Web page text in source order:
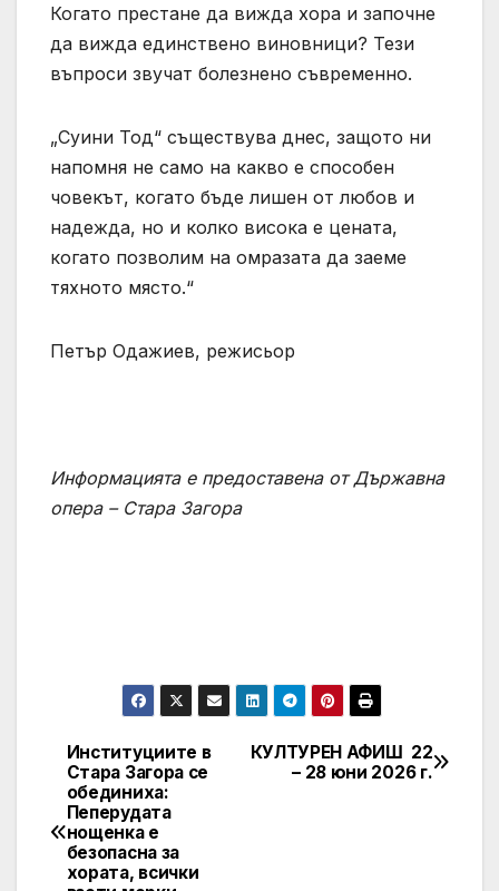
Когато престане да вижда хора и започне
да вижда единствено виновници? Тези
въпроси звучат болезнено съвременно.
„Суини Тод“ съществува днес, защото ни
напомня не само на какво е способен
човекът, когато бъде лишен от любов и
надежда, но и колко висока е цената,
когато позволим на омразата да заеме
тяхното място.“
Петър Одажиев, режисьор
Информацията е предоставена от Държавна
опера – Стара Загора
Post
navigation
КУЛТУРЕН АФИШ 22
– 28 юни 2026 г.
Институциите в
Стара Загора се
обединиха:
Пеперудата
нощенка е
безопасна за
хората, всички